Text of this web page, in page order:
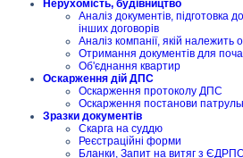
Нерухомість, будівництво
Аналіз документів, підготовка
інших договорів
Аналіз компанії, якій належить
Отримання документів для
Об'єднання квартир
Оскарження дій ДПС
Оскарження протоколу ДПС
Оскарження постанови
Зразки документів
Скарга на суддю
Реєстраційні форми
Бланки, Запит на витяг з